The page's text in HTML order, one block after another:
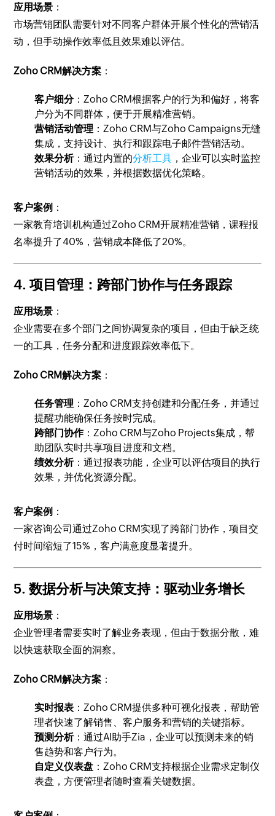
应用场景 ：
市场营销团队需要针对不同客户群体开展个性化的营销活
动，但手动操作效率低且效果难以评估。
Zoho CRM解决方案 ：
客户细分：Zoho CRM根据客户的行为和偏好，将客
户分为不同群体，便于开展精准营销。
营销活动管理 ：Zoho CRM与Zoho Campaigns无缝
集成，支持设计、执行和跟踪电子邮件营销活动。
效果分析：通过内置的分析工具 ，企业可以实时监控
营销活动的效果，并根据数据优化策略。
客户案例 ：
一家教育培训机构通过Zoho CRM开展精准营销，课程报
名率提升了40%，营销成本降低了20%。
4.项目管理：跨部门协作与任务跟踪
应用场景 ：
企业需要在多个部门之间协调复杂的项目，但由于缺乏统
一的工具，任务分配和进度跟踪效率低下。
Zoho CRM解决方案 ：
任务管理 ：Zoho CRM支持创建和分配任务，并通过
提醒功能确保任务按时完成。
跨部门协作：Zoho CRM与Zoho Projects集成，帮
助团队实时共享项目进度和文档。
绩效分析：通过报表功能，企业可以评估项目的执行
效果，并优化资源分配。
客户案例 ：
一家咨询公司通过Zoho CRM实现了跨部门协作，项目交
付时间缩短了15%，客户满意度显著提升。
5.数据分析与决策支持：驱动业务增长
应用场景 ：
企业管理者需要实时了解业务表现，但由于数据分散，难
以快速获取全面的洞察。
Zoho CRM解决方案 ：
实时报表 ：Zoho CRM提供多种可视化报表，帮助管
理者快速了解销售、客户服务和营销的关键指标。
预测分析：通过AI助手Zia，企业可以预测未来的销
售趋势和客户行为。
自定义仪表盘 ：Zoho CRM支持根据企业需求定制仪
表盘，方便管理者随时查看关键数据。